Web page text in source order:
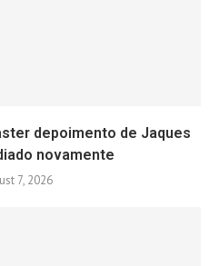
depoimento de Jaques
novamente
7, 2026